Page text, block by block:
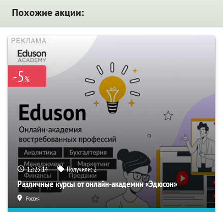
Похожие акции:
-5%
12:23:13 Получили:2
Различные курсы от онлайн-академии «Эдюсон»
Россия